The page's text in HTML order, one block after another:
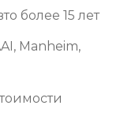
более 15 лет
Manheim,